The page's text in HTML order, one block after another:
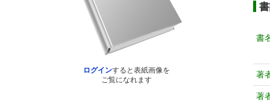
ログインすると表紙画像を
ご覧になれます
書
著
著